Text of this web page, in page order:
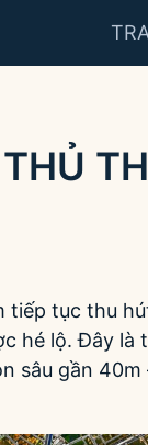
tiếp tục thu
hé lộ. Đây là
sâu gần
02/05/2026